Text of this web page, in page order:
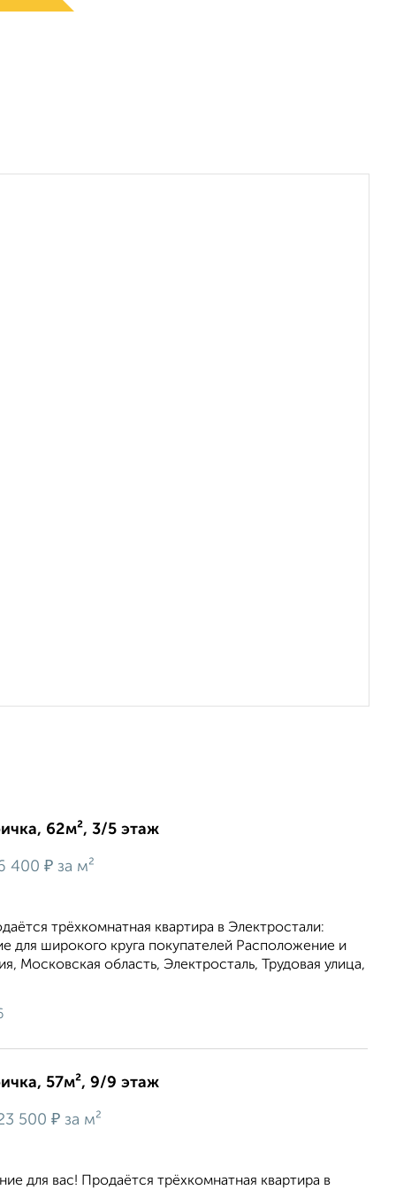
62м², 3/5 этаж
400 ₽ за м²
трёхкомнатная квартира в Электростали:
для широкого круга покупателей Расположение и
Московская область, Электросталь, Трудовая улица,
57м², 9/9 этаж
500 ₽ за м²
для вас! Продаётся трёхкомнатная квартира в